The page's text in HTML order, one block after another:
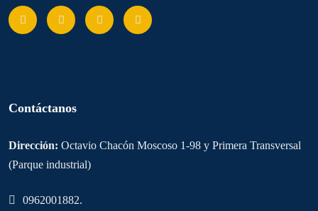
Contáctanos
Dirección: Octavio Chacón Moscoso 1-98 y Primera Transversal
(Parque industrial)
0962001882.